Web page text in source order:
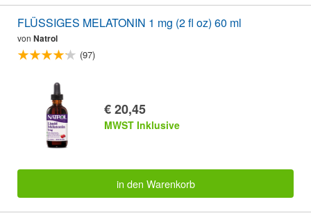
FLÜSSIGES MELATONIN 1 mg (2 fl oz) 60 ml
von Natrol
(97)
€ 20,45
MWST Inklusive
in den Warenkorb